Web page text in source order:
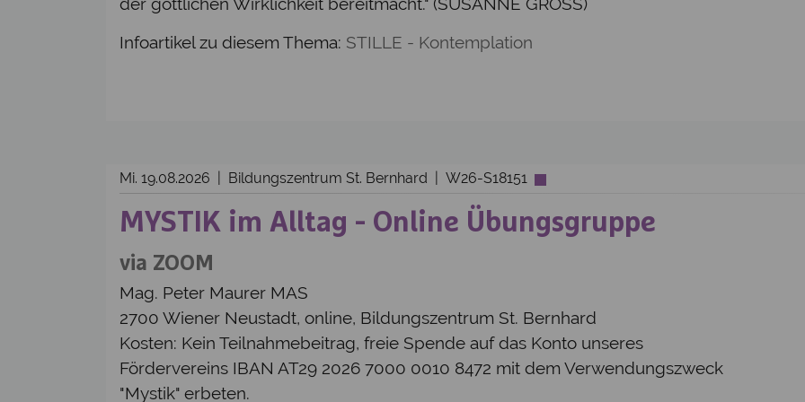
Infoartikel zu diesem Thema: STILLE - Kontemplation
Mi. 19.08.2026 | Bildungszentrum St. Bernhard | W26-S18151
MYSTIK im Alltag - Online Übungsgruppe
via ZOOM
Mag. Peter Maurer MAS
2700 Wiener Neustadt, online, Bildungszentrum St. Bernhard
Kosten: Kein Teilnahmebeitrag, freie Spende auf das Konto unseres
Fördervereins IBAN AT29 2026 7000 0010 8472 mit dem Verwendungszweck
"Mystik" erbeten.